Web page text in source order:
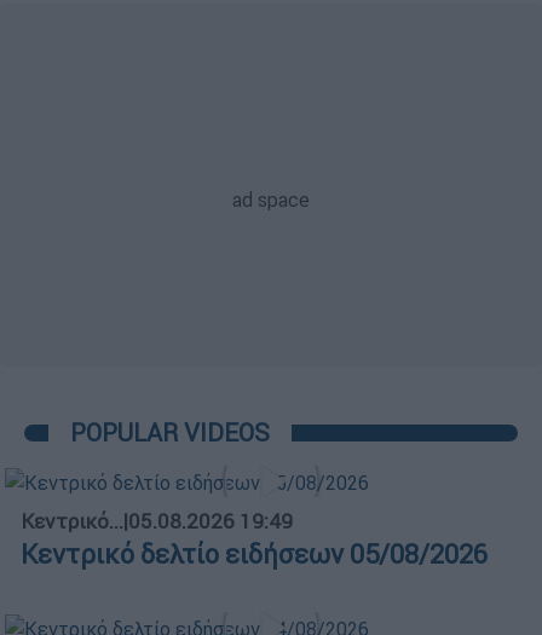
POPULAR VIDEOS
Κεντρικό...|05.08.2026 19:49
Κεντρικό δελτίο ειδήσεων 05/08/2026